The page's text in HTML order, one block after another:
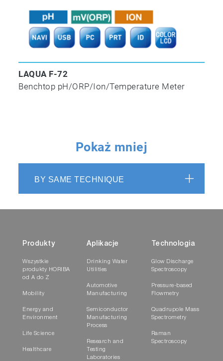
LAQUA F-72
Benchtop pH/ORP/Ion/Temperature Meter
Pokaż mniej
BY SAME TECHNIQUE
Produkty
Wszystkie
produkty HORIBA
od A do Z
Mobility
Energy and
Environment
Life Science
Healthcare
Aplikacje
Drinking Water
Utilities
Automotive
Manufacturing
Semiconductor
Manufacturing
Process
Research and
Testing
Laboratories
Technologia
Glow Discharge
Spectroscopy
Pressure-based
Flowmetry
Quadrupole Mass
Spectrometry
Raman
Spectroscopy